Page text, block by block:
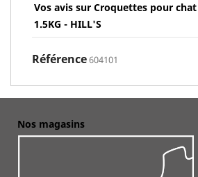
Vos avis sur Croquettes pour
1.5KG - HILL'S
Référence604101
Nos magasins